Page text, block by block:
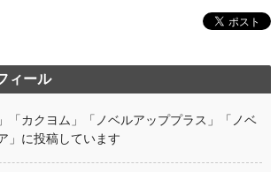
ィール
「カクヨム」「ノベルアッププラス」「ノベ
」に投稿しています